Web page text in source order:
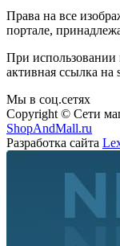
Права на все
портале,
При использовании
активная ссылка на
Мы в соц.сетях
Copyright © Сети
ShopAndMall.ru
Разработка сайта